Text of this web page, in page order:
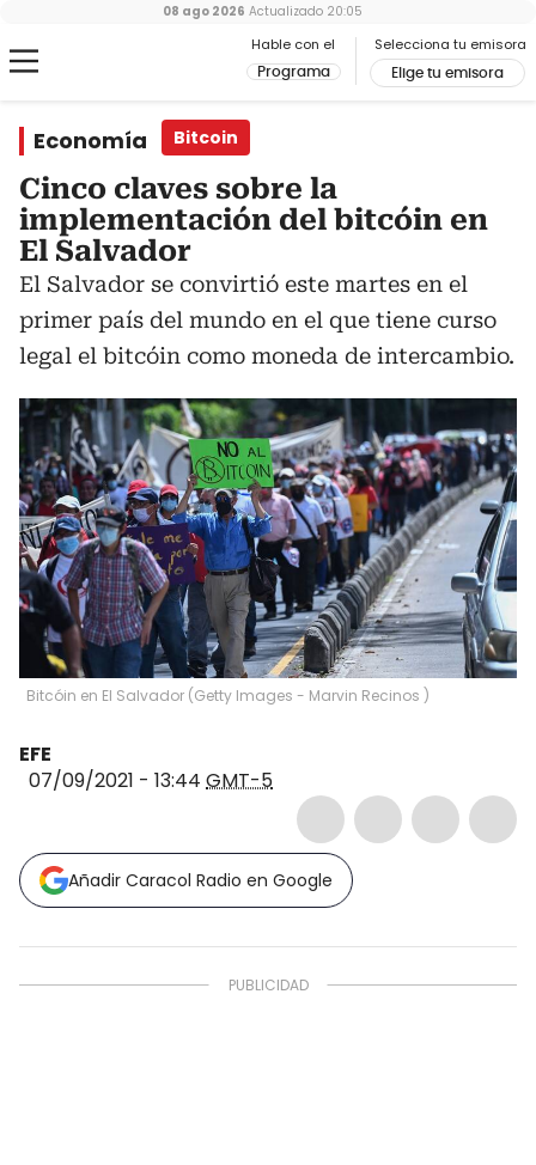
Hable con el
Programa
Selecciona tu emisora
Elige tu emisora
08 ago 2026 Actualizado 20:05
Economía Bitcoin
Cinco claves sobre la
implementación del bitcóin en
El Salvador
El Salvador se convirtió este martes en el
primer país del mundo en el que tiene curso
legal el bitcóin como moneda de intercambio.
Bitcóin en El Salvador (Getty Images - Marvin Recinos )
EFE
07/09/2021 - 13:44 GMT-5
Añadir Caracol Radio en Google